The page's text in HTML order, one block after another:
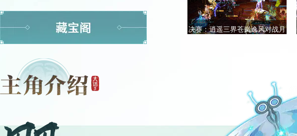
决赛：逍遥三界苍岚逸风对战月
【总决赛】乙级时光若止vs楚霸